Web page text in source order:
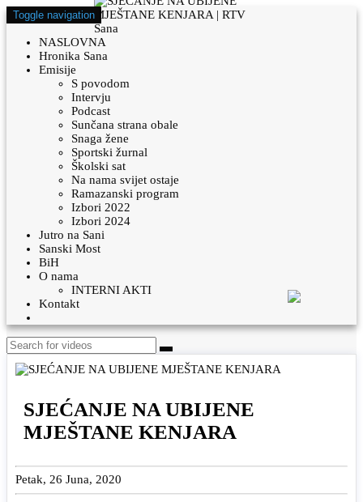
Toggle navigation
NASLOVNA
Hronika Sana
Emisije
S povodom
Intervju
Podcast
Sunčana strana obale
Snaga žene
Sportski žurnal
Školski sat
Na nama svijet ostaje
Ramazanski program
Izbori 2022
Izbori 2024
Jutro na Sani
Sanski Most
BiH
O nama
INTERNI AKTI
Kontakt
SJEĆANJE NA UBIJENE
MJEŠTANE KENJARA
Petak, 26 Juna, 2020